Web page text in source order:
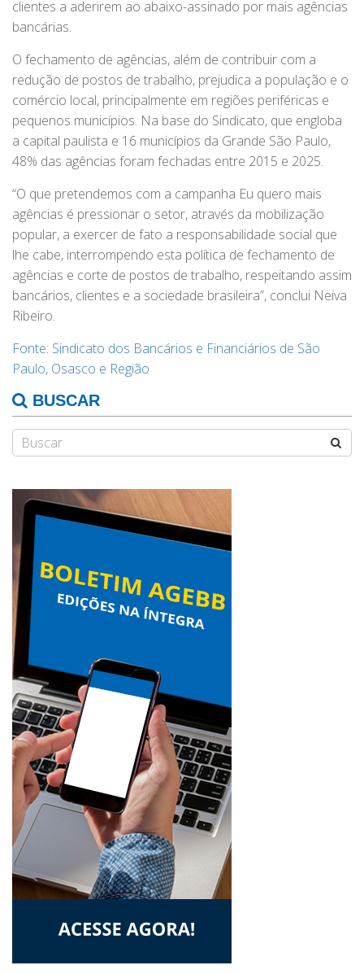
clientes a aderirem ao abaixo-assinado por mais agências
bancárias.
O fechamento de agências, além de contribuir com a
redução de postos de trabalho, prejudica a população e o
comércio local, principalmente em regiões periféricas e
pequenos municípios. Na base do Sindicato, que engloba
a capital paulista e 16 municípios da Grande São Paulo,
48% das agências foram fechadas entre 2015 e 2025.
“O que pretendemos com a campanha Eu quero mais
agências é pressionar o setor, através da mobilização
popular, a exercer de fato a responsabilidade social que
lhe cabe, interrompendo esta política de fechamento de
agências e corte de postos de trabalho, respeitando assim
bancários, clientes e a sociedade brasileira”, conclui Neiva
Ribeiro.
Fonte: Sindicato dos Bancários e Financiários de São
Paulo, Osasco e Região
BUSCAR